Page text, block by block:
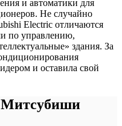
и автоматики для
Не случайно
Electric отличаются
по управлению,
здания. За
и оставила свой
Митсубиши